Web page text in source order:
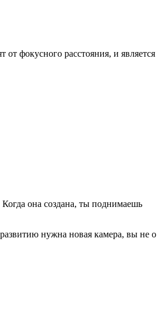
от фокусного расстояния, и является
она создана, ты поднимаешь
нужна новая камера, вы не о